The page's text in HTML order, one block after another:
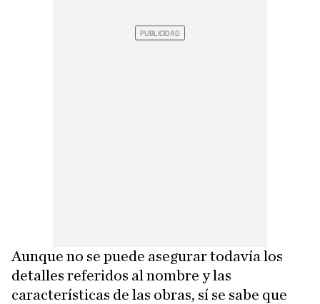
Aunque no se puede asegurar todavía los
detalles referidos al nombre y las
características de las obras, sí se sabe que